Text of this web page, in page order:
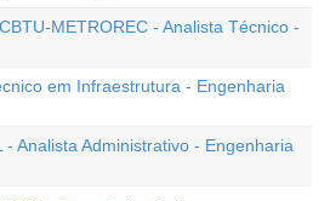
METROREC - Analista Técnico -
em Infraestrutura - Engenharia
- Analista Administrativo - Engenharia